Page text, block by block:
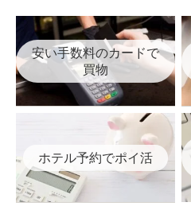
安い手数料のカードで
買物
ホテル予約でポイ活